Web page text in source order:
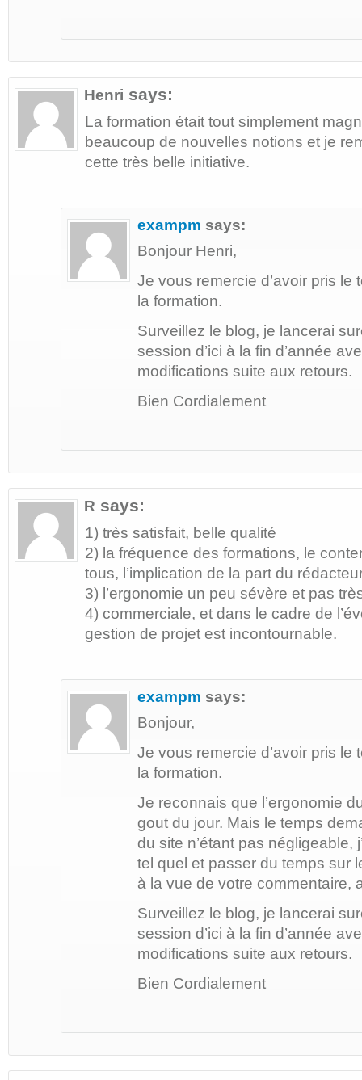
Henri says:
La formation était tout simplement
beaucoup de nouvelles notions et je
cette très belle initiative.
exampm says:
Bonjour Henri,
Je vous remercie d’avoir pris le
la formation.
Surveillez le blog, je lancerai
session d’ici à la fin d’année
modifications suite aux retours.
Bien Cordialement
R says:
1) très satisfait, belle qualité
2) la fréquence des formations, le
tous, l’implication de la part du
3) l’ergonomie un peu sévère et pas
4) commerciale, et dans le cadre de
gestion de projet est incontournable.
exampm says:
Bonjour,
Je vous remercie d’avoir pris le
la formation.
Je reconnais que l’ergonomie
gout du jour. Mais le temps
du site n’étant pas négligeable,
tel quel et passer du temps sur
à la vue de votre commentaire,
Surveillez le blog, je lancerai
session d’ici à la fin d’année
modifications suite aux retours.
Bien Cordialement